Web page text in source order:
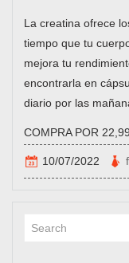
La creatina ofrece
tiempo que tu
mejora tu
encontrarla en
diario por las
COMPRA POR
10/07/2022